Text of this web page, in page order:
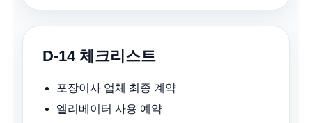
D-14 체크리스트
포장이사 업체 최종 계약
엘리베이터 사용 예약